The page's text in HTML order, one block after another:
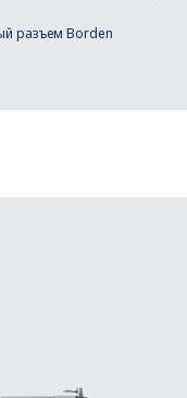
разъем Borden